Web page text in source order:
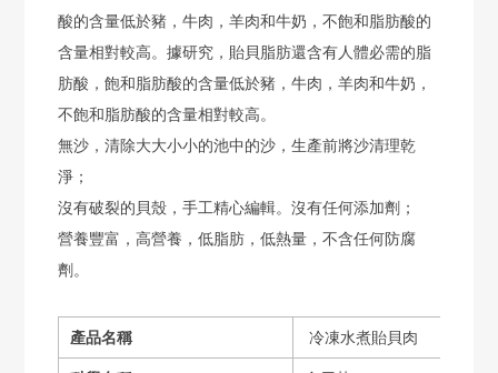
酸的含量低於豬，牛肉，羊肉和牛奶，不飽和脂肪酸的
含量相對較高。據研究，貽貝脂肪還含有人體必需的脂
肪酸，飽和脂肪酸的含量低於豬，牛肉，羊肉和牛奶，
不飽和脂肪酸的含量相對較高。
無沙，清除大大小小的池中的沙，生產前將沙清理乾
淨；
沒有破裂的貝殼，手工精心編輯。沒有任何添加劑；
營養豐富，高營養，低脂肪，低熱量，不含任何防腐
劑。
產品名稱 冷凍水煮貽貝肉